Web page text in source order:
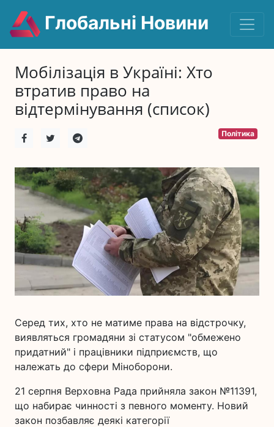
Глобальні Новини
Мобілізація в Україні: Хто
втратив право на
відтермінування (список)
Політика
Серед тих, хто не матиме права на відстрочку,
виявляться громадяни зі статусом "обмежено
придатний" і працівники підприємств, що
належать до сфери Міноборони.
21 серпня Верховна Рада прийняла закон №11391,
що набирає чинності з певного моменту. Новий
закон позбавляє деякі категорії